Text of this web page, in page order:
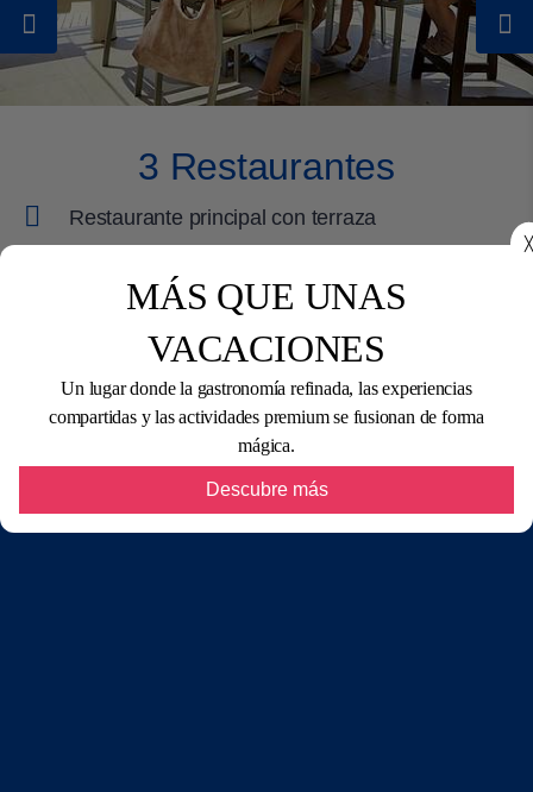
╳
MÁS QUE UNAS
VACACIONES
Un lugar donde la gastronomía refinada, las experiencias
compartidas y las actividades premium se fusionan de forma
mágica.
Descubre más
3 Restaurantes
Restaurante principal con terraza
Restaurante local de especialidades (cargo
adicional)
Horario de apertura